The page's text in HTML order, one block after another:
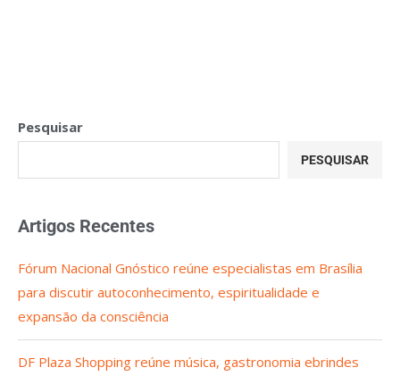
Pesquisar
PESQUISAR
Artigos Recentes
Fórum Nacional Gnóstico reúne especialistas em Brasília
para discutir autoconhecimento, espiritualidade e
expansão da consciência
DF Plaza Shopping reúne música, gastronomia ebrindes